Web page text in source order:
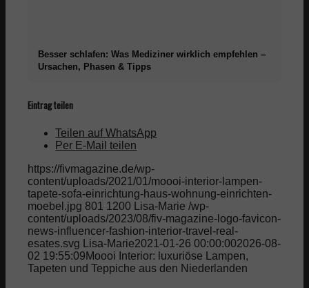
Besser schlafen: Was Mediziner wirklich empfehlen –
Ursachen, Phasen & Tipps
Eintrag teilen
Teilen auf WhatsApp
Per E-Mail teilen
https://fivmagazine.de/wp-
content/uploads/2021/01/moooi-interior-lampen-
tapete-sofa-einrichtung-haus-wohnung-einrichten-
moebel.jpg 801 1200 Lisa-Marie /wp-
content/uploads/2023/08/fiv-magazine-logo-favicon-
news-influencer-fashion-interior-travel-real-
esates.svg
Lisa-Marie2021-01-26 00:00:002026-08-
02 19:55:09Moooi Interior: luxuriöse Lampen,
Tapeten und Teppiche aus den Niederlanden